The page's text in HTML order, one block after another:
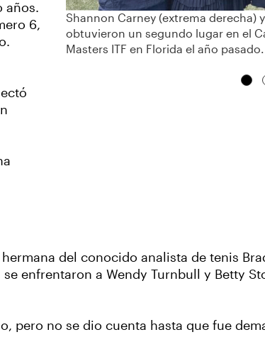
años.
6,
Shannon Carney (extrema derecha)
obtuvieron un segundo lugar en el
Masters ITF en Florida el año pasado.
del conocido analista de tenis
enfrentaron a Wendy Turnbull y Betty
pero no se dio cuenta hasta que fue